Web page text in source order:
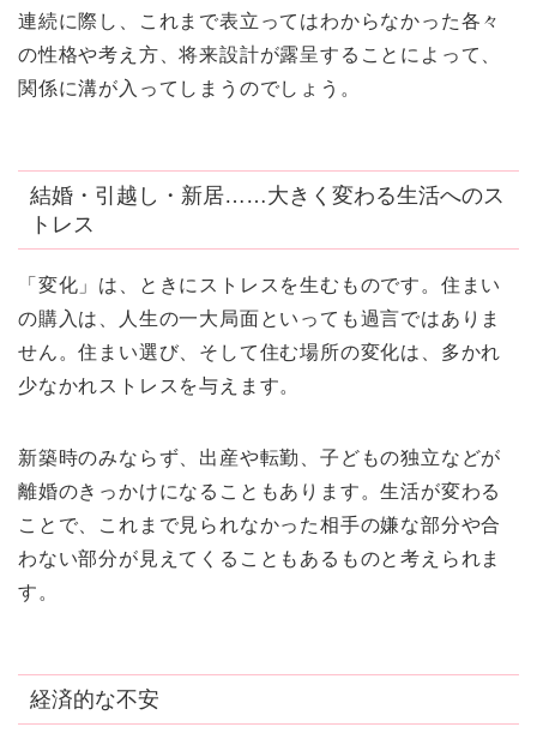
連続に際し、これまで表立ってはわからなかった各々
の性格や考え方、将来設計が露呈することによって、
関係に溝が入ってしまうのでしょう。
結婚・引越し・新居……大きく変わる生活へのス
トレス
「変化」は、ときにストレスを生むものです。住まい
の購入は、人生の一大局面といっても過言ではありま
せん。住まい選び、そして住む場所の変化は、多かれ
少なかれストレスを与えます。
新築時のみならず、出産や転勤、子どもの独立などが
離婚のきっかけになることもあります。生活が変わる
ことで、これまで見られなかった相手の嫌な部分や合
わない部分が見えてくることもあるものと考えられま
す。
経済的な不安